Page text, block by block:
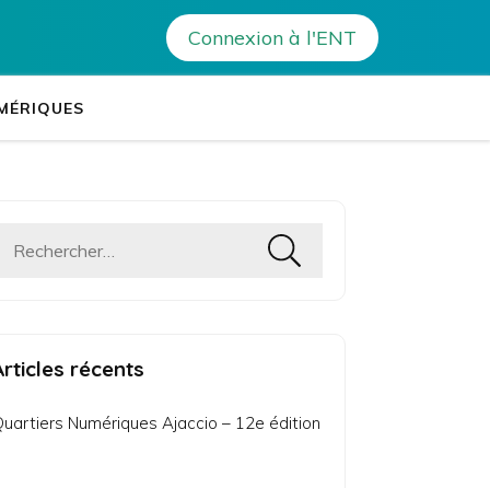
Leia
établissements de CorseConnexion à l'ENT
Rechercher :
récents
Numériques Ajaccio – 12e édition